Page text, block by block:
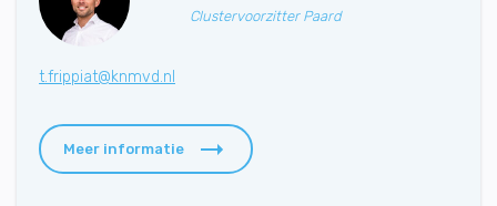
Clustervoorzitter Paard
t.frippiat@knmvd.nl
Meer informatie